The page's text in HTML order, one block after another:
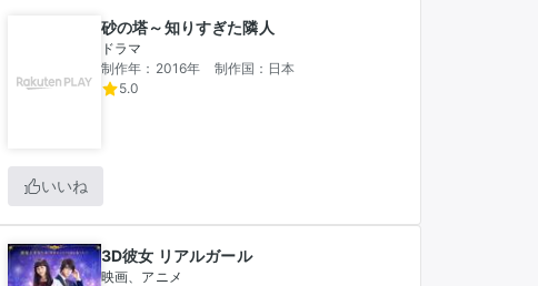
砂の塔～知りすぎた隣人
ドラマ
制作年：2016年
制作国：日本
5.0
いいね
3D彼女 リアルガール
映画、アニメ